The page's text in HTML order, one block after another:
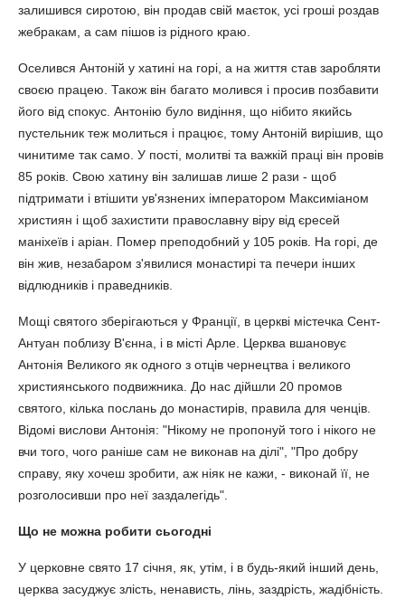
залишився сиротою, він продав свій маєток, усі гроші роздав
жебракам, а сам пішов із рідного краю.
Оселився Антоній у хатині на горі, а на життя став заробляти
своєю працею. Також він багато молився і просив позбавити
його від спокус. Антонію було видіння, що нібито якийсь
пустельник теж молиться і працює, тому Антоній вирішив, що
чинитиме так само. У пості, молитві та важкій праці він провів
85 років. Свою хатину він залишав лише 2 рази - щоб
підтримати і втішити ув'язнених імператором Максиміаном
християн і щоб захистити православну віру від єресей
маніхеїв і аріан. Помер преподобний у 105 років. На горі, де
він жив, незабаром з'явилися монастирі та печери інших
відлюдників і праведників.
Мощі святого зберігаються у Франції, в церкві містечка Сент-
Антуан поблизу В'єнна, і в місті Арле. Церква вшановує
Антонія Великого як одного з отців чернецтва і великого
християнського подвижника. До нас дійшли 20 промов
святого, кілька послань до монастирів, правила для ченців.
Відомі вислови Антонія: "Нікому не пропонуй того і нікого не
вчи того, чого раніше сам не виконав на ділі", "Про добру
справу, яку хочеш зробити, аж ніяк не кажи, - виконай її, не
розголосивши про неї заздалегідь".
Що не можна робити сьогодні
У церковне свято 17 січня, як, утім, і в будь-який інший день,
церква засуджує злість, ненависть, лінь, заздрість, жадібність.